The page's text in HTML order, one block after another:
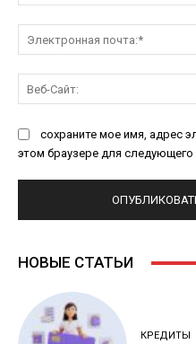
сохраните мое имя, адрес
этом браузере для следующего
НОВЫЕ СТАТЬИ
КРЕДИТЫ